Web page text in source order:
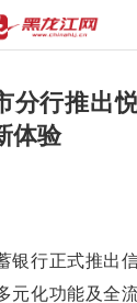
分行推出
体验
行正式推出信
元化功能及全